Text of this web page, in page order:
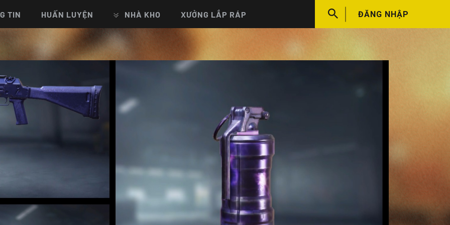
TIN HUẤN LUYỆN NHÀ KHO XƯỞNG LẮP RÁP ĐĂNG NHẬP